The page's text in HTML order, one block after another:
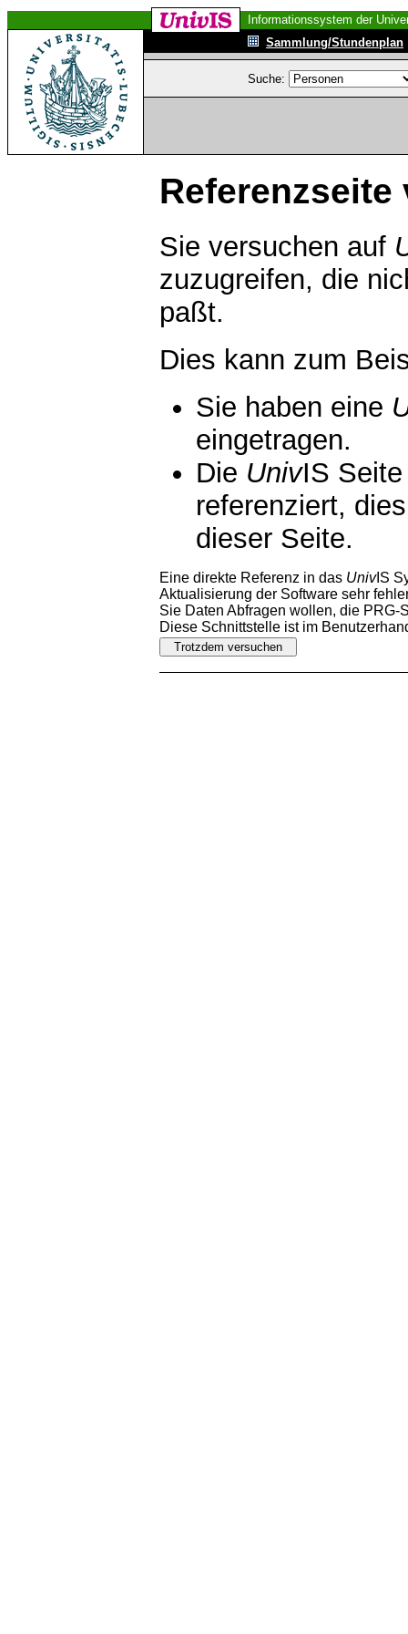
Informationssystem der
Sammlung/Stundenplan
Suche:
Referenzseite
Sie versuchen auf
zuzugreifen, die
paßt.
Dies kann zum
Sie haben eine
eingetragen.
Die UnivIS
referenziert,
dieser Seite.
Eine direkte Referenz in das UnivIS
Aktualisierung der Software sehr
Sie Daten Abfragen wollen, die PRG-
Diese Schnittstelle ist im